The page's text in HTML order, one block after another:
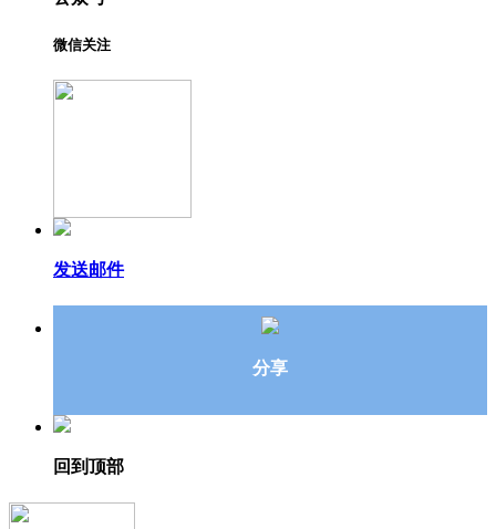
微信关注
发送邮件
分享
回到顶部